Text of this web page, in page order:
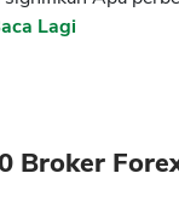
Lagi
Broker